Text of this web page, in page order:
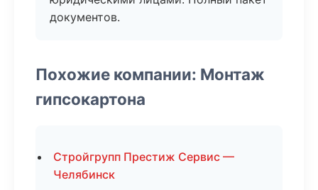
документов.
Похожие компании: Монтаж
гипсокартона
Стройгрупп Престиж Сервис —
Челябинск